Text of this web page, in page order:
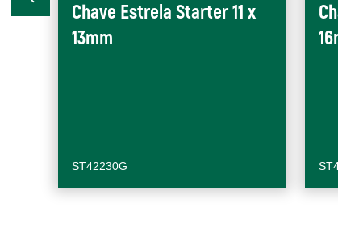
Chave Estrela Starter 11 x
13mm
ST42230G